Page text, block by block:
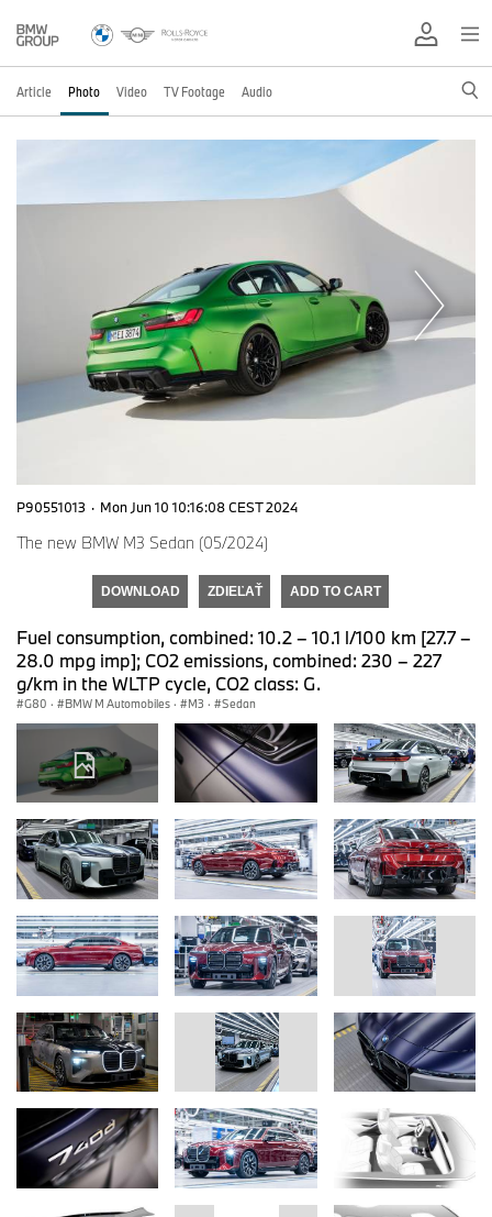
Article Photo Video TV Footage Audio
P90551013 · Mon Jun 10 10:16:08 CEST 2024
The new BMW M3 Sedan (05/2024)
DOWNLOAD ZDIEĽAŤ ADD TO CART
Fuel consumption, combined: 10.2 – 10.1 l/100 km [27.7 –
28.0 mpg imp]; CO2 emissions, combined: 230 – 227
g/km in the WLTP cycle, CO2 class: G.
G80 · BMW M Automobiles · M3 · Sedan